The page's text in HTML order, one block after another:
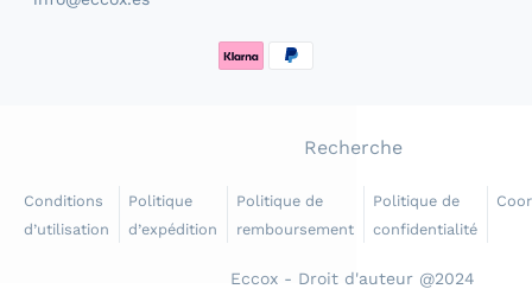
Eccox - Droit d'auteur @2024
Recherche
Conditions
d’utilisation
Politique
d’expédition
Politique de
remboursement
Politique de
confidentialité